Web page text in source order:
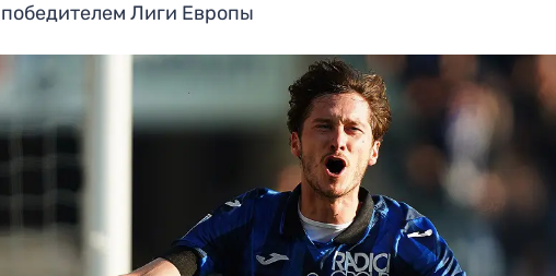
победителем Лиги Европы